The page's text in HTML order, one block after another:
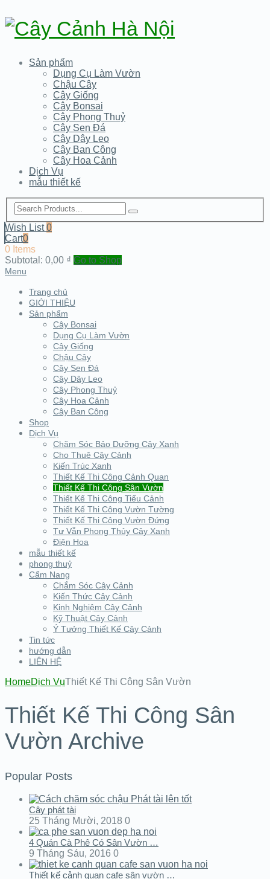
Sản phẩm
Dụng Cụ Làm Vườn
Chậu Cây
Cây Giống
Cây Bonsai
Cây Phong Thuỷ
Cây Sen Đá
Cây Dây Leo
Cây Ban Công
Cây Hoa Cảnh
Dịch Vụ
mẫu thiết kế
Wish List0
Cart0
0 Items
Subtotal: 0,00 ₫ Go to Shop
Menu
Trang chủ
GIỚI THIỆU
Sản phẩm
Cây Bonsai
Dụng Cụ Làm Vườn
Cây Giống
Chậu Cây
Cây Sen Đá
Cây Dây Leo
Cây Phong Thuỷ
Cây Hoa Cảnh
Cây Ban Công
Shop
Dịch Vụ
Chăm Sóc Bảo Dưỡng Cây Xanh
Cho Thuê Cây Cảnh
Kiến Trúc Xanh
Thiết Kế Thi Công Cảnh Quan
Thiết Kế Thi Công Sân Vườn
Thiết Kế Thi Công Tiểu Cảnh
Thiết Kế Thi Công Vườn Tường
Thiết Kế Thi Công Vườn Đứng
Tư Vẫn Phong Thủy Cây Xanh
Điện Hoa
mẫu thiết kế
phong thuỷ
Cẩm Nang
Chắm Sóc Cây Cảnh
Kiến Thức Cây Cảnh
Kinh Nghiệm Cây Cảnh
Kỹ Thuật Cây Cảnh
Ý Tưởng Thiết Kế Cây Cảnh
Tin tức
hướng dẫn
LIÊN HỆ
HomeDịch VụThiết Kế Thi Công Sân Vườn
Thiết Kế Thi Công Sân
Vườn Archive
Popular Posts
Cây phát tài
25 Tháng Mười, 2018 0
4 Quán Cà Phê Có Sân Vườn …
9 Tháng Sáu, 2016 0
Thiết kế cảnh quan cafe sân vườn …